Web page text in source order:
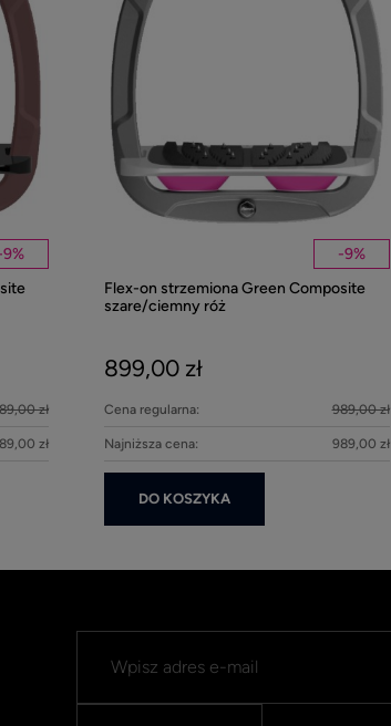
9%
zł
zł
-9%
Flex-on strzemiona Green Composite
szare/ciemny róż
899,00 zł
Cena regularna: 989,00 zł
Najniższa cena: 989,00 zł
DO KOSZYKA